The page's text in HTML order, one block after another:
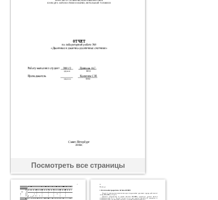
Посмотреть все страницы